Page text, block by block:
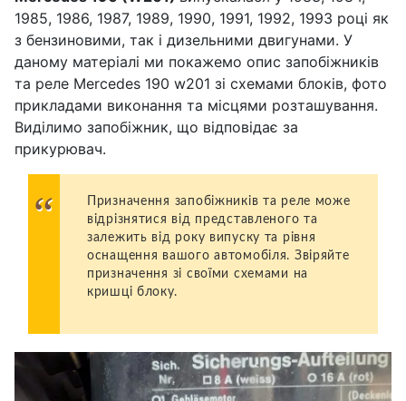
1985, 1986, 1987, 1989, 1990, 1991, 1992, 1993 році як
з бензиновими, так і дизельними двигунами. У
даному матеріалі ми покажемо опис запобіжників
та реле Mercedes 190 w201 зі схемами блоків, фото
прикладами виконання та місцями розташування.
Виділимо запобіжник, що відповідає за
прикурювач.
Призначення запобіжників та реле може
відрізнятися від представленого та
залежить від року випуску та рівня
оснащення вашого автомобіля. Звіряйте
призначення зі своїми схемами на
кришці блоку.